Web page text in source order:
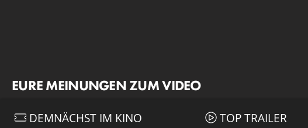
EURE MEINUNGEN ZUM VIDEO
DEMNÄCHST IM KINO TOP TRAILER